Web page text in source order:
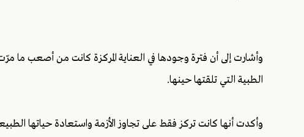
وأشارت إلى أن فترة وجودها في العناية المركزة كانت من أصعب ما
الطبية التي تلقتها حينها.
وأكدت أنها كانت تركز فقط على تجاوز الأزمة واستعادة حياتها